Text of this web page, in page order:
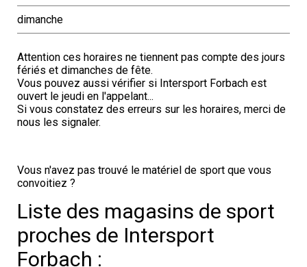
dimanche
Attention ces horaires ne tiennent pas compte des jours
fériés et dimanches de fête.
Vous pouvez aussi vérifier si Intersport Forbach est
ouvert le jeudi en l'appelant...
Si vous constatez des erreurs sur les horaires, merci de
nous les signaler.
Vous n'avez pas trouvé le matériel de sport que vous
convoitiez ?
Liste des magasins de sport
proches de Intersport
Forbach :